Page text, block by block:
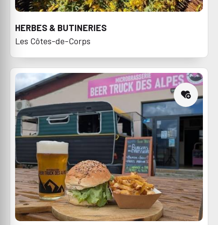
HERBES & BUTINERIES
Les Côtes-de-Corps